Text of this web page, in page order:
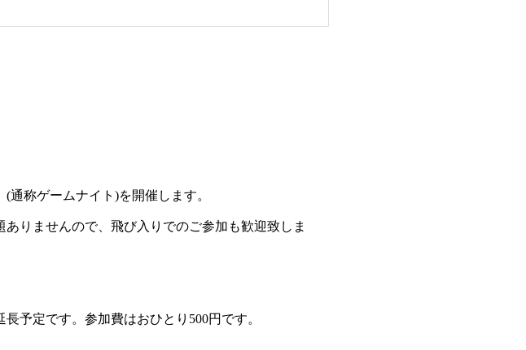
通称ゲームナイト)を開催します。
りませんので、飛び入りでのご参加も歓迎致しま
予定です。参加費はおひとり500円です。